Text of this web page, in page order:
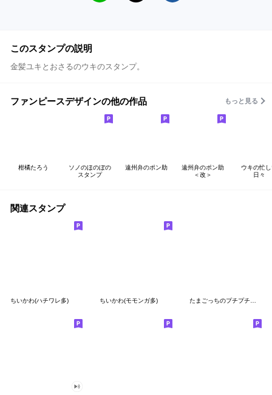
このスタンプの説明
金髪ユキとおさるのウキのスタンプ。
ファンピースデザインの他の作品 もっと見る
柑橘たろう
ソノのほのぼの
スタンプ
遠州弁のポン助
遠州弁のポン助
＜改＞
ウキの忙
日々
関連スタンプ
ちいかわ(ハチワレ多) ちいかわ(モモンガ多) たまごっちのプチプチおみせっち